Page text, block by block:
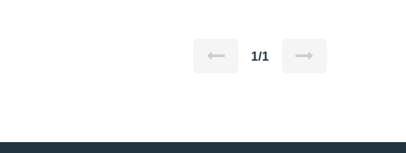
1/1